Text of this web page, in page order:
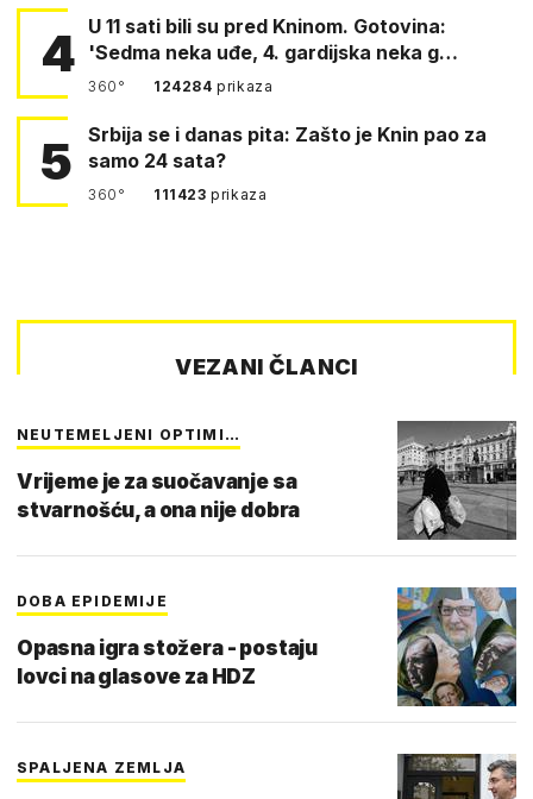
4 U 11 sati bili su pred Kninom. Gotovina:
'Sedma neka uđe, 4. gardijska neka g…
360° 124284prikaza
5
Srbija se i danas pita: Zašto je Knin pao za
samo 24 sata?
360° 111423prikaza
VEZANI ČLANCI
NEUTEMELJENI OPTIMI…
Vrijeme je za suočavanje sa
stvarnošću, a ona nije dobra
DOBA EPIDEMIJE
Opasna igra stožera - postaju
lovci na glasove za HDZ
SPALJENA ZEMLJA